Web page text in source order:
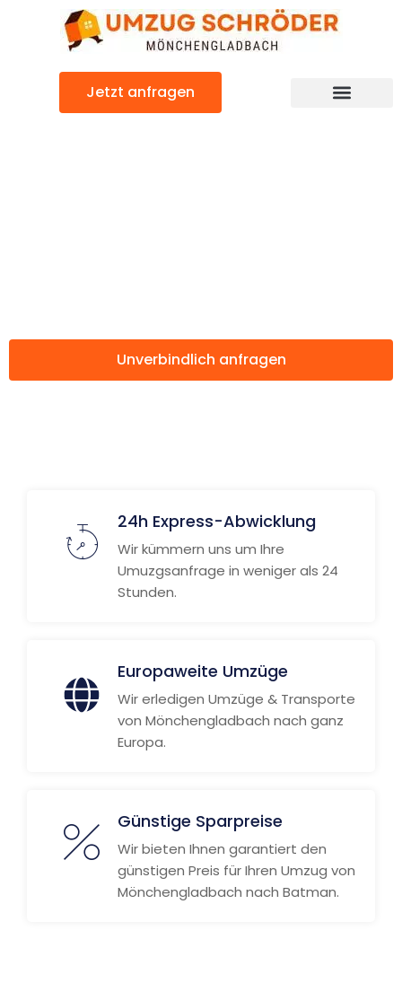
Jetzt anfragen
Unverbindlich anfragen
24h Express-Abwicklung
Wir kümmern uns um Ihre
Umuzgsanfrage in weniger als 24
Stunden.
Europaweite Umzüge
Wir erledigen Umzüge & Transporte
von Mönchengladbach nach ganz
Europa.
Günstige Sparpreise
Wir bieten Ihnen garantiert den
günstigen Preis für Ihren Umzug von
Mönchengladbach nach Batman.